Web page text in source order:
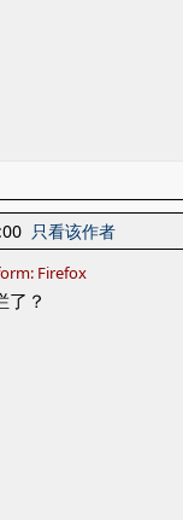
只看该作者
Firefox
了？